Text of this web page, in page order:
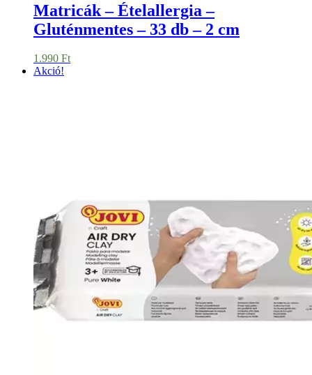
Matricák – Ételallergia –
Gluténmentes – 33 db – 2 cm
1.990 Ft
Akció!